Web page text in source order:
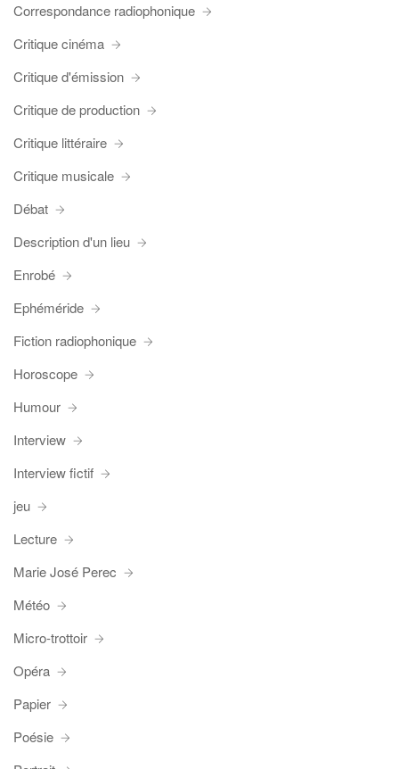
Correspondance radiophonique
Critique cinéma
Critique d'émission
Critique de production
Critique littéraire
Critique musicale
Débat
Description d'un lieu
Enrobé
Ephéméride
Fiction radiophonique
Horoscope
Humour
Interview
Interview fictif
jeu
Lecture
Marie José Perec
Météo
Micro-trottoir
Opéra
Papier
Poésie